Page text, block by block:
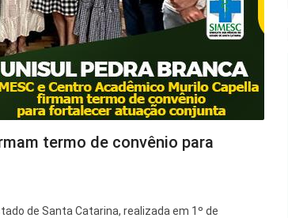
termo de convênio para
de Santa Catarina, realizada em 1º de